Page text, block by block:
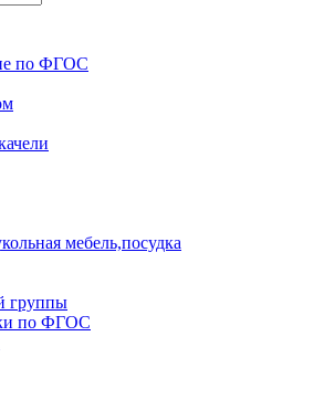
по ФГОС
мебель,посудка
группы
по ФГОС